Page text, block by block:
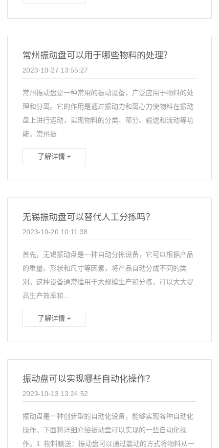
常州振动盘可以用于哪些物料的处理？
2023-10-27 13:55:27
常州振动盘是一种常用的振动设备，广泛应用于物料的处
理和分离。它的作用是通过振动力和离心力使物料在振动
盘上进行运动，实现物料的分类、筛分、输送和流动等功
能。常州振...
了解详情 +
无锡振动盘可以替代人工分拣吗？
2023-10-20 10:11:38
首先，无锡振动盘是一种自动分拣设备，它可以根据产品
的重量、形状和尺寸等因素，将产品自动分成不同的类
别。这种设备通常适用于大规模生产和分拣，可以大大提
高生产效率和...
了解详情 +
振动盘可以实现哪些自动化操作？
2023-10-13 13:24:52
振动盘是一种创新型的自动化设备，能够实现各种自动化
操作。下面将详细介绍振动盘可以实现的一些自动化操
作。1. 物料输送：振动盘可以通过震动的方式将物料从一